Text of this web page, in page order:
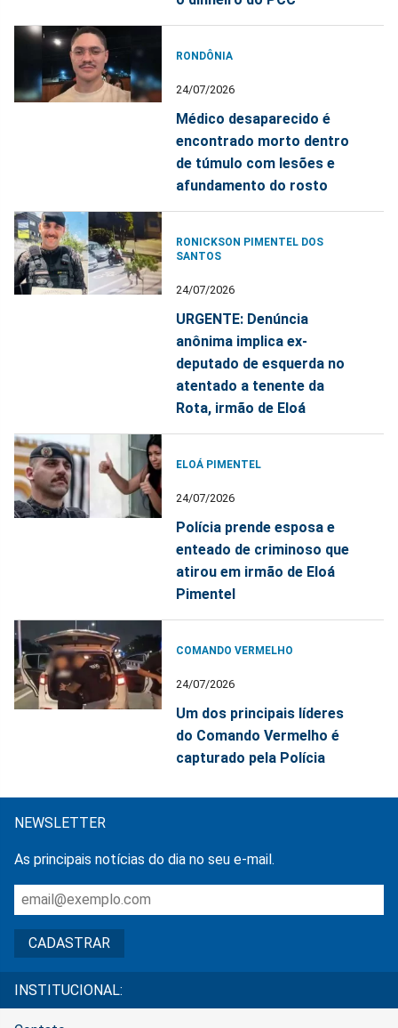
RONDÔNIA
24/07/2026
Médico desaparecido é
encontrado morto dentro
de túmulo com lesões e
afundamento do rosto
RONICKSON PIMENTEL DOS
SANTOS
24/07/2026
URGENTE: Denúncia
anônima implica ex-
deputado de esquerda no
atentado a tenente da
Rota, irmão de Eloá
ELOÁ PIMENTEL
24/07/2026
Polícia prende esposa e
enteado de criminoso que
atirou em irmão de Eloá
Pimentel
COMANDO VERMELHO
24/07/2026
Um dos principais líderes
do Comando Vermelho é
capturado pela Polícia
NEWSLETTER
As principais notícias do dia no seu e-mail.
INSTITUCIONAL: